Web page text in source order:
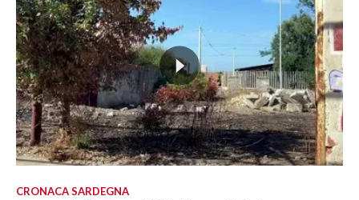
CRONACA SARDEGNA